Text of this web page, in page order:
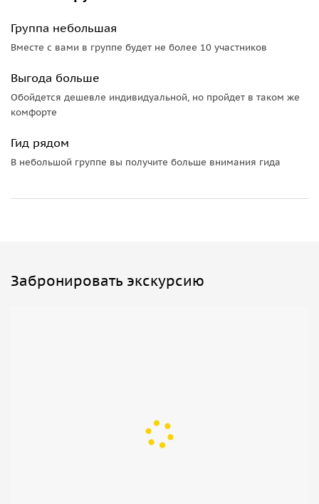
Группа небольшая
Вместе с вами в группе будет не более 10 участников
Выгода больше
Обойдется дешевле индивидуальной, но пройдет в таком же
комфорте
Гид рядом
В небольшой группе вы получите больше внимания гида
Забронировать экскурсию